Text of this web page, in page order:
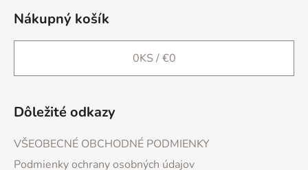
Nákupný košík
0KS /€0
Dôležité odkazy
VŠEOBECNÉ OBCHODNÉ PODMIENKY
Podmienky ochrany osobných údajov